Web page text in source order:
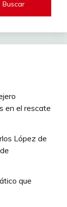
en el rescate
López de
que